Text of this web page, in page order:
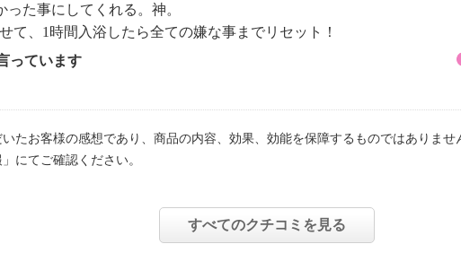
黒砂糖／プラセンタエキス）発
チミツ発酵液／潤い、ハリ、肌
、油分を補い保つ ）。
メ）。
ツ（サピンヅストリホリアツス
浄）。
た事にしてくれる。神。
て、1時間入浴したら全ての嫌な事までリセット！
っています
たお客様の感想であり、商品の内容、効果、効能を保障するものではありませ
にてご確認ください。
すべてのクチコミを見る